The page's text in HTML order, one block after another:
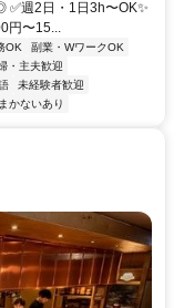
✅週2日・1日3h〜OK✨
〜15...
OK
副業・WワークOK
・主夫歓迎
未経験者歓迎
まかないあり